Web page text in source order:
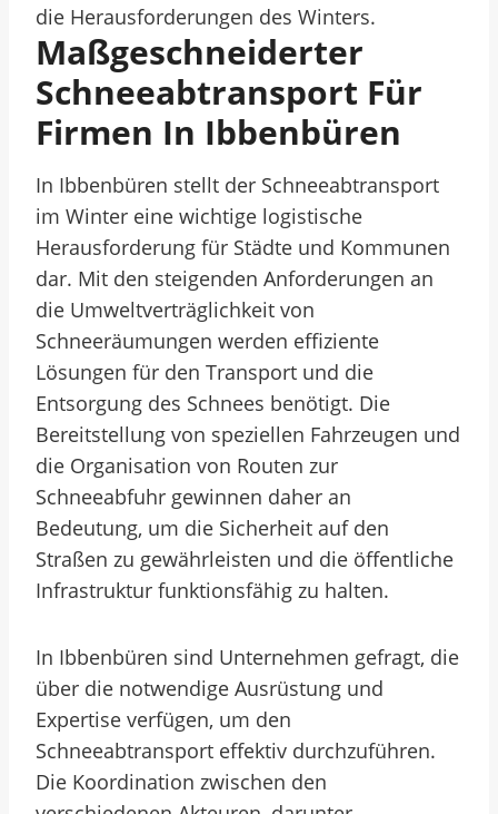
die Herausforderungen des Winters.
Maßgeschneiderter
Schneeabtransport Für
Firmen In Ibbenbüren
In Ibbenbüren stellt der Schneeabtransport
im Winter eine wichtige logistische
Herausforderung für Städte und Kommunen
dar. Mit den steigenden Anforderungen an
die Umweltverträglichkeit von
Schneeräumungen werden effiziente
Lösungen für den Transport und die
Entsorgung des Schnees benötigt. Die
Bereitstellung von speziellen Fahrzeugen und
die Organisation von Routen zur
Schneeabfuhr gewinnen daher an
Bedeutung, um die Sicherheit auf den
Straßen zu gewährleisten und die öffentliche
Infrastruktur funktionsfähig zu halten.
In Ibbenbüren sind Unternehmen gefragt, die
über die notwendige Ausrüstung und
Expertise verfügen, um den
Schneeabtransport effektiv durchzuführen.
Die Koordination zwischen den